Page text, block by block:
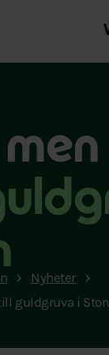
Nyheter
guldgruva i